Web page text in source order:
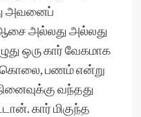
அவனைப்
அல்லது அல்லது
ஒரு கார் வேகமாக
கொலை, பணம் என்று
வந்தது
கார் மிகுந்த